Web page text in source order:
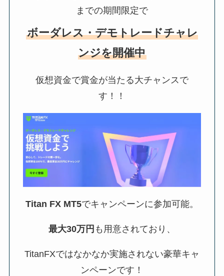
までの期間限定で
ボーダレス・デモトレードチャレ
ンジを開催中
仮想資金で賞金が当たる大チャンスで
す！！
Titan FX MT5でキャンペーンに参加可能。
最大30万円 も用意されており、
TitanFXではなかなか実施されない豪華キャ
ンペーンです！